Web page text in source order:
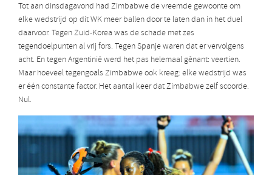
Tot aan dinsdagavond had Zimbabwe de vreemde gewoonte om
elke wedstrijd op dit WK meer ballen door te laten dan in het duel
daarvoor. Tegen Zuid-Korea was de schade met zes
tegendoelpunten al vrij fors. Tegen Spanje waren dat er vervolgens
acht. En tegen Argentinië werd het pas helemaal gênant: veertien.
Maar hoeveel tegengoals Zimbabwe ook kreeg: elke wedstrijd was
er één constante factor. Het aantal keer dat Zimbabwe zelf scoorde.
Nul.